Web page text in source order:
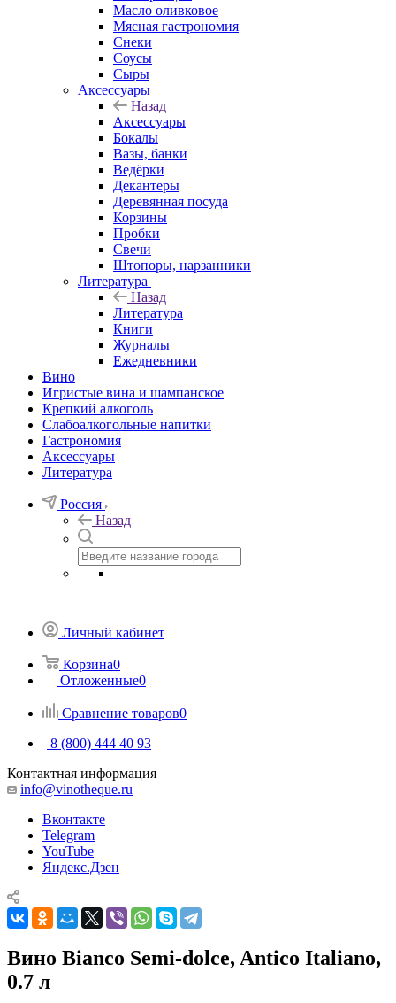
Масло оливковое
Мясная гастрономия
Снеки
Соусы
Сыры
Аксессуары
Назад
Аксессуары
Бокалы
Вазы, банки
Ведёрки
Декантеры
Деревянная посуда
Корзины
Пробки
Свечи
Штопоры, нарзанники
Литература
Назад
Литература
Книги
Журналы
Ежедневники
Вино
Игристые вина и шампанское
Крепкий алкоголь
Слабоалкогольные напитки
Гастрономия
Аксессуары
Литература
Россия
Назад
Личный кабинет
Корзина0
Отложенные0
Сравнение товаров0
8 (800) 444 40 93
Контактная информация
info@vinotheque.ru
Вконтакте
Telegram
YouTube
Яндекс.Дзен
Вино Bianco Semi-dolce, Antico Italiano,
0.7 л